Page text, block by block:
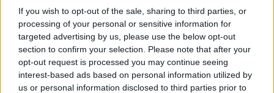
If you wish to opt-out of the sale, sharing to third parties, or
processing of your personal or sensitive information for
targeted advertising by us, please use the below opt-out
section to confirm your selection. Please note that after your
opt-out request is processed you may continue seeing
interest-based ads based on personal information utilized by
us or personal information disclosed to third parties prior to
#figment 2
Platformok: Android